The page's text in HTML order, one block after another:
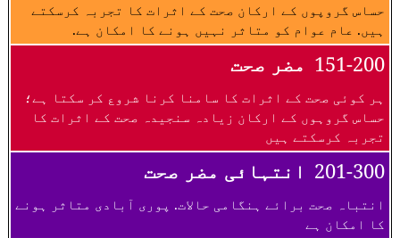
حساس گروپوں کے ارکان صحت کے اثرات کا تجربہ کرسکتے
ہیں. عام عوام کو متاثر نہیں ہونے کا امکان ہے.
151-200 مضر صحت
ہر کوئی صحت کے اثرات کا سامنا کرنا شروع کر سکتا ہے؛
حساس گروہوں کے ارکان زیادہ سنجیدہ صحت کے اثرات کا
تجربہ کرسکتے ہیں
201-300 انتہائی مضر صحت
انتباہ صحت برائے ہنگامی حالات. پوری آبادی متاثر ہونے
کا امکان ہے